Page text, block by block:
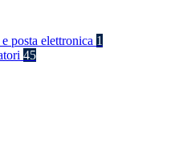
posta elettronica 1
45